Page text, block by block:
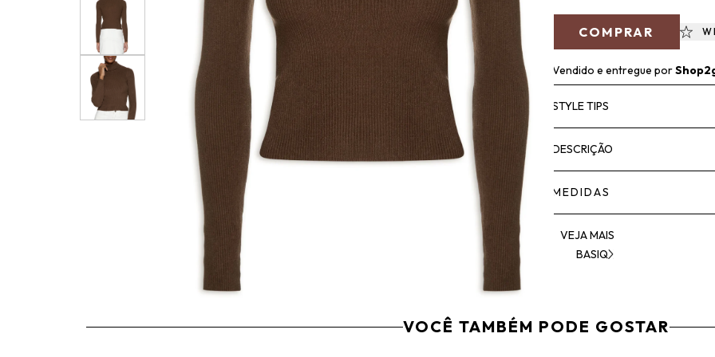
COMPRAR
Vendido e entregue por
STYLE TIPS
DESCRIÇÃO
MEDIDAS
VEJA MAIS
BASIQ
VOCÊ TAMBÉM PODE GOSTAR